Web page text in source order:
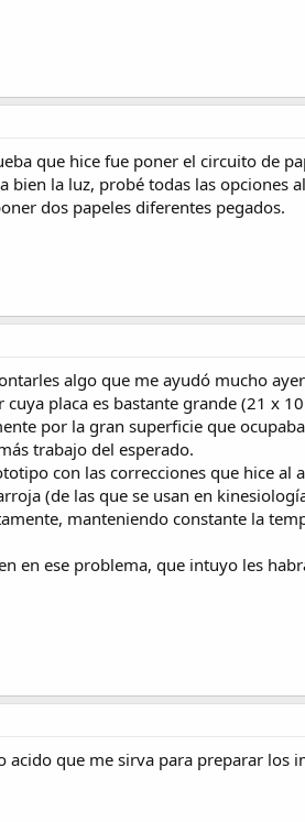
que hice fue poner el circuito de
bien la luz, probé todas las
dos papeles diferentes pegados.
algo que me ayudó mucho
placa es bastante grande (21 x
por la gran superficie que
trabajo del esperado.
con las correcciones que hice
(de las que se usan en
manteniendo constante la
en ese problema, que intuyo les
que me sirva para preparar los